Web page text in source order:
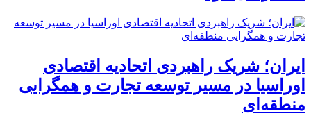
ایران؛ شریک راهبردی اتحادیه اقتصادی
اوراسیا در مسیر توسعه تجارت و همگرایی
منطقه‌ای